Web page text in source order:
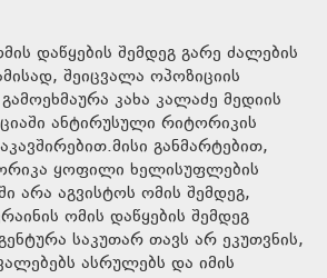
დაწყების შემდეგ გარე ძალების
შეიცვალა ოპოზიციის
კახა კალაძე მედიის
ანტირუსული რიტორიკის
განმარტებით,
ყოფილი ხელისუფლების
არა აგვისტოს ომის შემდეგ,
ომის დაწყების შემდეგ
საკუთარ თავს არ ეკუთვნის,
ასრულებს და იმის